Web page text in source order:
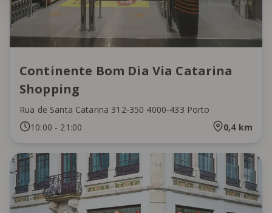
Continente Bom Dia Via Catarina
Shopping
Rua de Santa Catarina 312-350 4000-433 Porto
10:00 - 21:00 0,4km